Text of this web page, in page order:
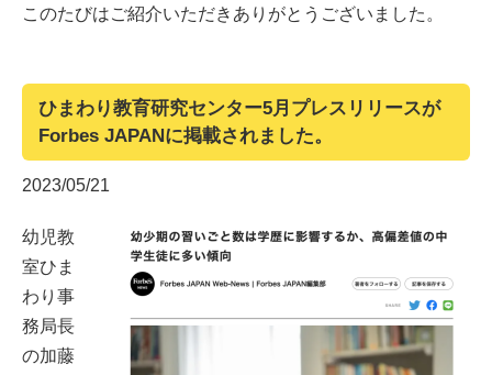
このたびはご紹介いただきありがとうございました。
ひまわり教育研究センター5月プレスリリースが
Forbes JAPANに掲載されました。
2023/05/21
幼児教
室ひま
わり事
務局長
の加藤